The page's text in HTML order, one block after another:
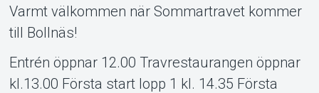
Om Tickster
Varmt välkommen när Sommartravet kommer
till Bollnäs!
Entrén öppnar 12.00 Travrestaurangen öppnar
kl.13.00 Första start lopp 1 kl. 14.35 Första